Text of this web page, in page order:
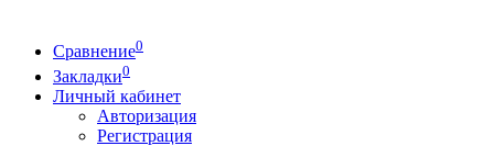
Сравнение0
Закладки0
Личный кабинет
Авторизация
Регистрация